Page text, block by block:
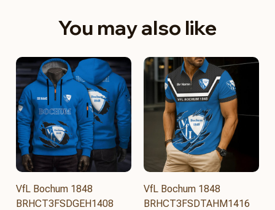
You may also like
VfL Bochum 1848
BRHCT3FSDGEH1408
VfL Bochum 1848
BRHCT3FSDTAHM1416